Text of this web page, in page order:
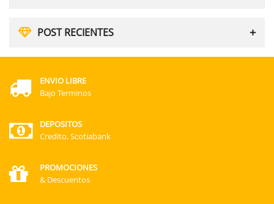
POST RECIENTES
ENVIO LIBRE
Bajo Terminos
DEPOSITOS
Credito, Scotiabank
PROMOCIONES
& Descuentos